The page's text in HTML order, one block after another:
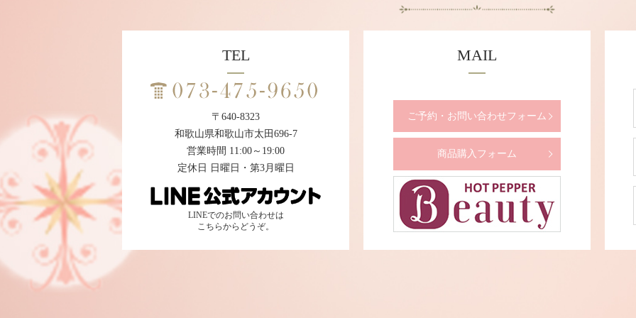
TEL
〒640-8323
和歌山県和歌山市太田696-7
営業時間 11:00～19:00
定休日 日曜日・第3月曜日
LINEでのお問い合わせは
こちらからどうぞ。
MAIL
ご予約・お問い合わせフォーム
商品購入フォーム